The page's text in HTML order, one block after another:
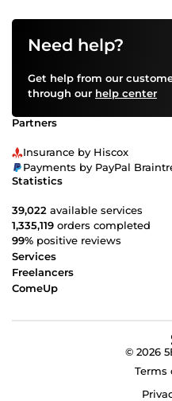
Need help?
Get help from our
through our help center
Partners
Insurance by Hiscox
Payments by PayPal
Statistics
39,022 available services
1,335,119 orders completed
99% positive reviews
Services
Freelancers
ComeUp
© 2026
Terms